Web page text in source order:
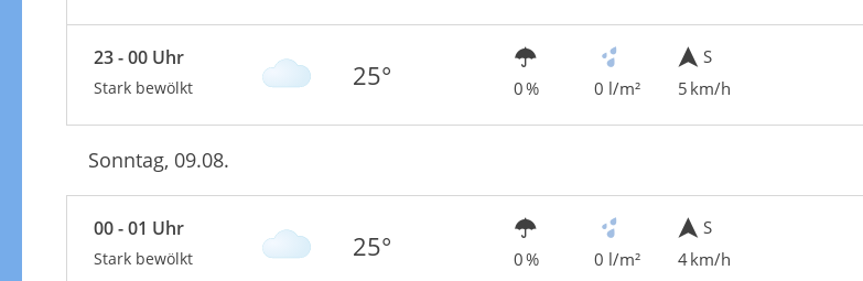
23 - 00 Uhr
Stark bewölkt 25° 0 % 0 l/m²
S
5 km/h
Sonntag, 09.08.
00 - 01 Uhr
Stark bewölkt 25° 0 % 0 l/m²
S
4 km/h